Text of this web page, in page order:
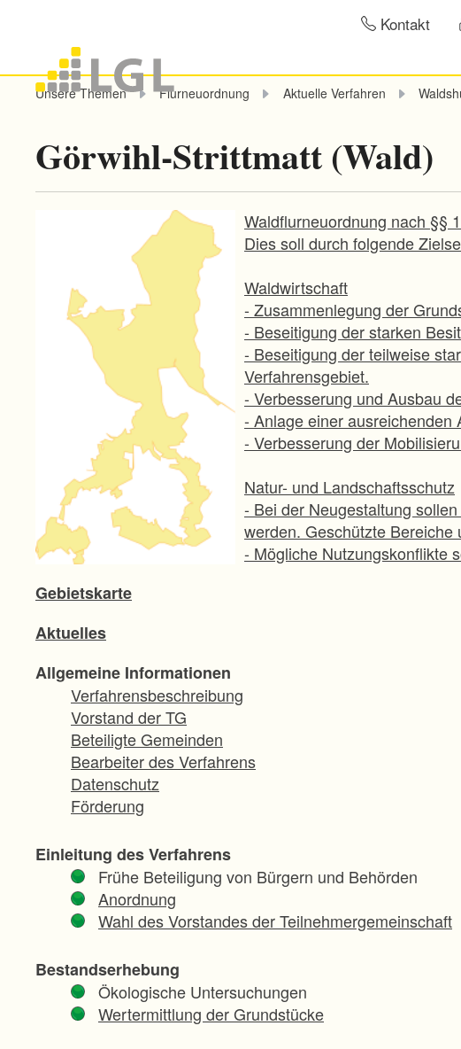
Kontakt
Unsere Themen Flurneuordnung Aktuelle Verfahren
Görwihl-Strittmatt (Wald)
Waldflurneuordnung nach §§
Dies soll durch folgende
Waldwirtschaft
- Zusammenlegung der
- Beseitigung der starken
- Beseitigung der teilweise
Verfahrensgebiet.
- Verbesserung und Ausbau
- Anlage einer ausreichenden
- Verbesserung der
Natur- und Landschaftsschutz
- Bei der Neugestaltung
werden. Geschützte
- Mögliche Nutzungskonflikte
Gebietskarte
Aktuelles
Allgemeine Informationen
Verfahrensbeschreibung
Vorstand der TG
Beteiligte Gemeinden
Bearbeiter des Verfahrens
Datenschutz
Förderung
Einleitung des Verfahrens
Frühe Beteiligung von Bürgern und Behörden
Anordnung
Wahl des Vorstandes der Teilnehmergemeinschaft
Bestandserhebung
Ökologische Untersuchungen
Wertermittlung der Grundstücke